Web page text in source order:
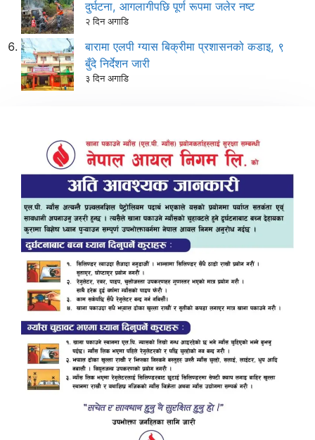
दुर्घटना, आगलागीपछि पूर्ण रूपमा जलेर नष्ट
२ दिन अगाडि
बारामा एलपी ग्यास बिक्रीमा प्रशासनको कडाइ, ९
बुँदे निर्देशन जारी
३ दिन अगाडि